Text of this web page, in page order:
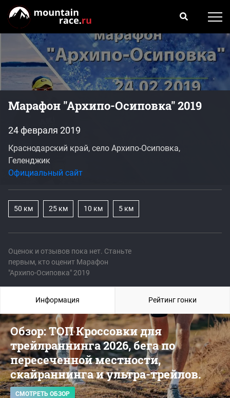
Марафон "Архипо-Осиповка" 2019
Оценок и отзывов пока нет. Станьте
первым, кто оценит Марафон
"Архипо-Осиповка" 2019
24 февраля 2019
Краснодарский край, село Архипо-Осиповка,
Геленджик
Официальный сайт
50 км 25 км 10 км 5 км
Обзор: ТОП Кроссовки для
трейлраннинга 2026, бега по
пересеченной местности,
скайраннинга и ультра-трейлов.
СМОТРЕТЬ ОБЗОР
Информация Рейтинг гонки